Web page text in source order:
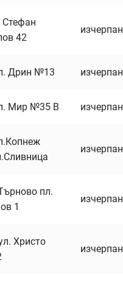
Стефан
42
изчерпан
Дрин №13 изчерпан
Мир №35 В изчерпан
изчерпан
пл.
1
изчерпан
Христо
изчерпан